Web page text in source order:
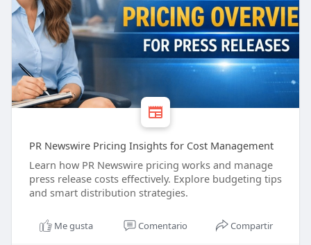
PR Newswire Pricing Insights for Cost Management
Learn how PR Newswire pricing works and manage
press release costs effectively. Explore budgeting tips
and smart distribution strategies.
Me gusta Comentario Compartir